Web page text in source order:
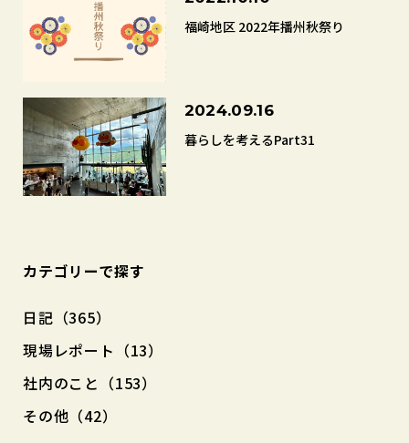
福崎地区 2022年播州秋祭り
2024.09.16
暮らしを考えるPart31
カテゴリーで探す
日記（365）
現場レポート（13）
社内のこと（153）
その他（42）